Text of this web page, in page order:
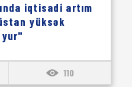
iqtisadi artım
yüksək
110